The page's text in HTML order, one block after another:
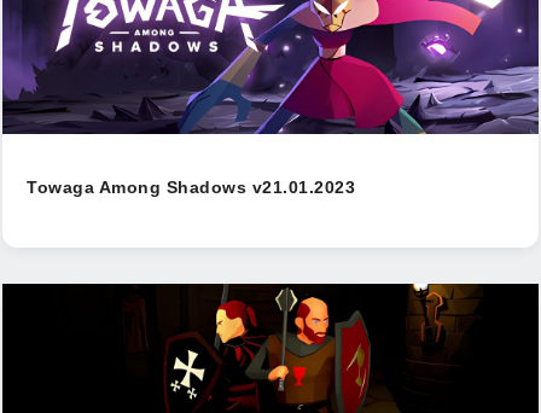
Towaga Among Shadows v21.01.2023